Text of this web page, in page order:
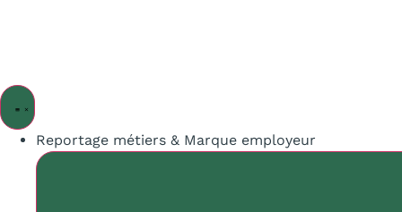
Reportage métiers & Marque employeur